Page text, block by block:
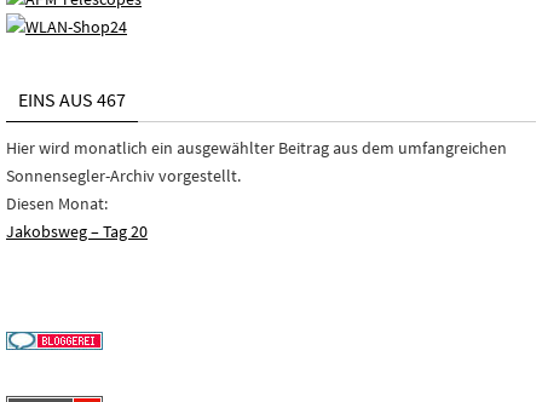
EINS AUS 467
Hier wird monatlich ein ausgewählter Beitrag aus dem umfangreichen
Sonnensegler-Archiv vorgestellt.
Diesen Monat:
Jakobsweg – Tag 20